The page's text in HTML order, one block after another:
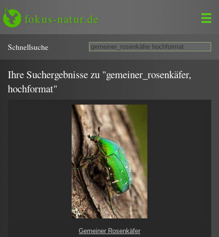
fokus-natur.de
Schnell­suche
Ihre Suchergebnisse zu "gemeiner_rosenkäfer,
hochformat"
Gemeiner Rosenkäfer